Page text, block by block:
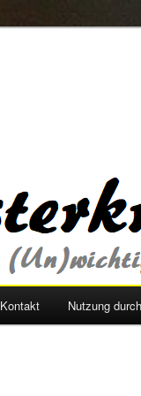
Kontakt Nutzung